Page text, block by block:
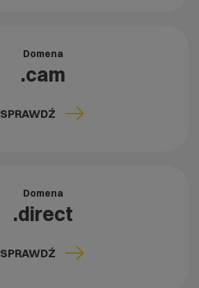
Domena
.cam
SPRAWDŹ
Domena
.direct
SPRAWDŹ